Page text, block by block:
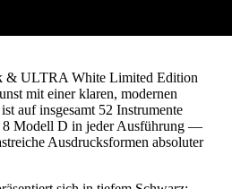
& ULTRA White Limited Edition
mit einer klaren, modernen
auf insgesamt 52 Instrumente
Modell D in jeder Ausführung —
Ausdrucksformen absoluter